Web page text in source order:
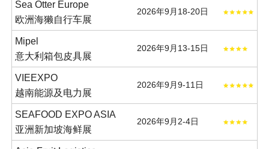
Sea Otter Europe
欧洲海獭自行车展
2026年9月18-20日
Mipel
意大利箱包皮具展
2026年9月13-15日
VIEEXPO
越南能源及电力展
2026年9月9-11日
SEAFOOD EXPO ASIA
亚洲新加坡海鲜展
2026年9月2-4日